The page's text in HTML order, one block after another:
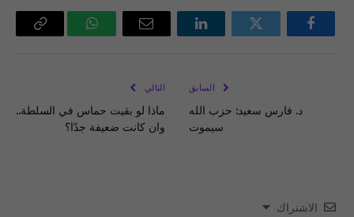
فيسبوك تويتر لينكدإن
البريد
واتساب Copy
السابق
د. فارس سعيد: حزب الله
سيموت
التالي
ماذا لو بقيت حماس في السلطة..
وان كانت ضعيفة جدًا؟
الاشتراك